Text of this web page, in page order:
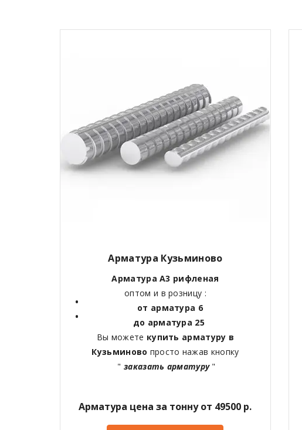
Арматура Кузьминово
Арматура А3 рифленая
оптом и в розницу :
от арматура 6
до арматура 25
Вы можете купить арматуру в
Кузьминово просто нажав кнопку
"заказать арматуру"
Арматура цена за тонну от 49500 р.